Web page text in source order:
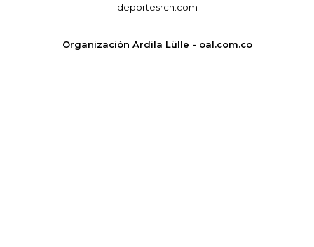
deportesrcn.com
Organización Ardila Lülle - oal.com.co